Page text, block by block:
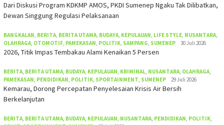
Dari Diskusi Program KDKMP AMOS, PKDI Sumenep Ngaku Tak Dilibatkan,
Dewan Singgung Regulasi Pelaksanaan
BANGKALAN, BERITA, BERITA UTAMA, BUDAYA, KEPULAUAN, LIFE STYLE, NUSANTARA,
OLAHRAGA, OTOMOTIF, PAMEKASAN, POLITIK, SAMPANG, SUMENEP 30 Juli 2026
2026, Titik Impas Tembakau Alami Kenaikan 5 Persen
BERITA, BERITA UTAMA, BUDAYA, KEPULAUAN, KRIMINAL, NUSANTARA, OLAHRAGA,
PAMEKASAN, PENDIDIKAN, POLITIK, SPORTAINMENT, SUMENEP 29 Juli 2026
Kemarau, Dorong Percepatan Penyelesaian Krisis Air Bersih
Berkelanjutan
BERITA, BERITA UTAMA, BUDAYA, KEPULAUAN, NUSANTARA, PENDIDIKAN, POLITIK,